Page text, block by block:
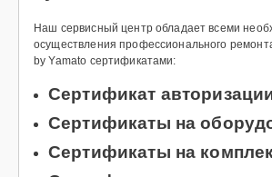
Наш сервисный центр обладает всеми
осуществления профессионального
by Yamato сертификатами:
Сертификат
Сертификаты на
Сертификаты на